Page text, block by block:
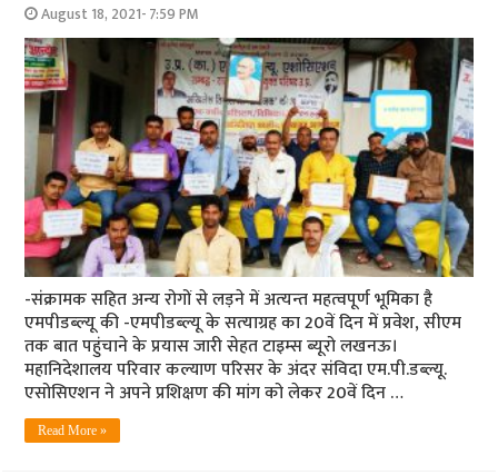
August 18, 2021- 7:59 PM
-संक्रामक सहित अन्‍य रोगों से लड़ने में अत्‍यन्‍त महत्‍वपूर्ण भूमिका है
एमपीडब्‍ल्‍यू की -एमपीडब्‍ल्‍यू के सत्‍याग्रह का 20वें दिन में प्रवेश, सीएम
तक बात पहुंचाने के प्रयास जारी सेहत टाइम्‍स ब्‍यूरो लखनऊ।
महानिदेशालय परिवार कल्याण परिसर के अंदर संविदा एम.पी.डब्ल्यू.
एसोसिएशन ने अपने प्रशिक्षण की मांग को लेकर 20वें दिन …
Read More »